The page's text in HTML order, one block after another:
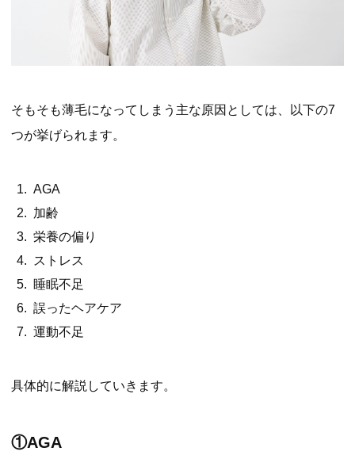
そもそも薄毛になってしまう主な原因としては、以下の7
つが挙げられます。
AGA
加齢
栄養の偏り
ストレス
睡眠不足
誤ったヘアケア
運動不足
具体的に解説していきます。
①AGA